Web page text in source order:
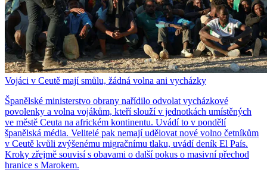
Vojáci v Ceutě mají smůlu, žádná volna ani vycházky
Španělské ministerstvo obrany nařídilo odvolat vycházkové
povolenky a volna vojákům, kteří slouží v jednotkách umístěných
ve městě Ceuta na africkém kontinentu. Uvádí to v pondělí
španělská média. Velitelé pak nemají udělovat nové volno četníkům
v Ceutě kvůli zvýšenému migračnímu tlaku, uvádí deník El País.
Kroky zřejmě souvisí s obavami o další pokus o masivní přechod
hranice s Marokem.